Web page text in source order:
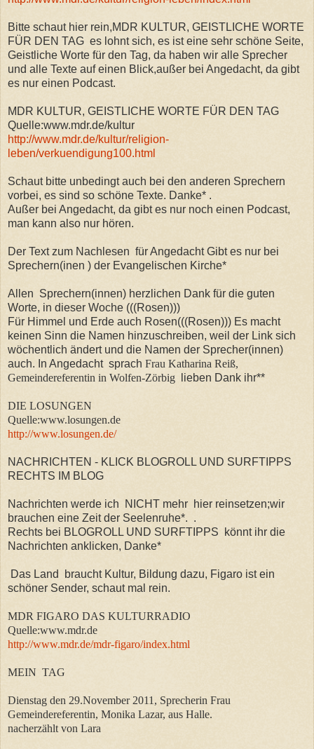
Bitte schaut hier rein,MDR KULTUR, GEISTLICHE WORTE
FÜR DEN TAG es lohnt sich, es ist eine sehr schöne Seite,
Geistliche Worte für den Tag, da haben wir alle Sprecher
und alle Texte auf einen Blick,außer bei Angedacht, da gibt
es nur einen Podcast.
MDR KULTUR, GEISTLICHE WORTE FÜR DEN TAG
Quelle:www.mdr.de/kultur
http://www.mdr.de/kultur/religion-
leben/verkuendigung100.html
Schaut bitte unbedingt auch bei den anderen Sprechern
vorbei, es sind so schöne Texte. Danke* .
Außer bei Angedacht, da gibt es nur noch einen Podcast,
man kann also nur hören.
Der Text zum Nachlesen für Angedacht Gibt es nur bei
Sprechern(inen ) der Evangelischen Kirche*
Allen Sprechern(innen) herzlichen Dank für die guten
Worte, in dieser Woche (((Rosen)))
Für Himmel und Erde auch Rosen(((Rosen))) Es macht
keinen Sinn die Namen hinzuschreiben, weil der Link sich
wöchentlich ändert und die Namen der Sprecher(innen)
auch. In Angedacht sprach Frau Katharina Reiß,
Gemeindereferentin in Wolfen-Zörbig lieben Dank ihr**
DIE LOSUNGEN
Quelle:www.losungen.de
http://www.losungen.de/
NACHRICHTEN - KLICK BLOGROLL UND SURFTIPPS
RECHTS IM BLOG
Nachrichten werde ich NICHT mehr hier reinsetzen;wir
brauchen eine Zeit der Seelenruhe*. .
Rechts bei BLOGROLL UND SURFTIPPS könnt ihr die
Nachrichten anklicken, Danke*
Das Land braucht Kultur, Bildung dazu, Figaro ist ein
schöner Sender, schaut mal rein.
MDR FIGARO DAS KULTURRADIO
Quelle:www.mdr.de
http://www.mdr.de/mdr-figaro/index.html
MEIN TAG
Dienstag den 29.November 2011, Sprecherin Frau
Gemeindereferentin, Monika Lazar, aus Halle.
nacherzählt von Lara